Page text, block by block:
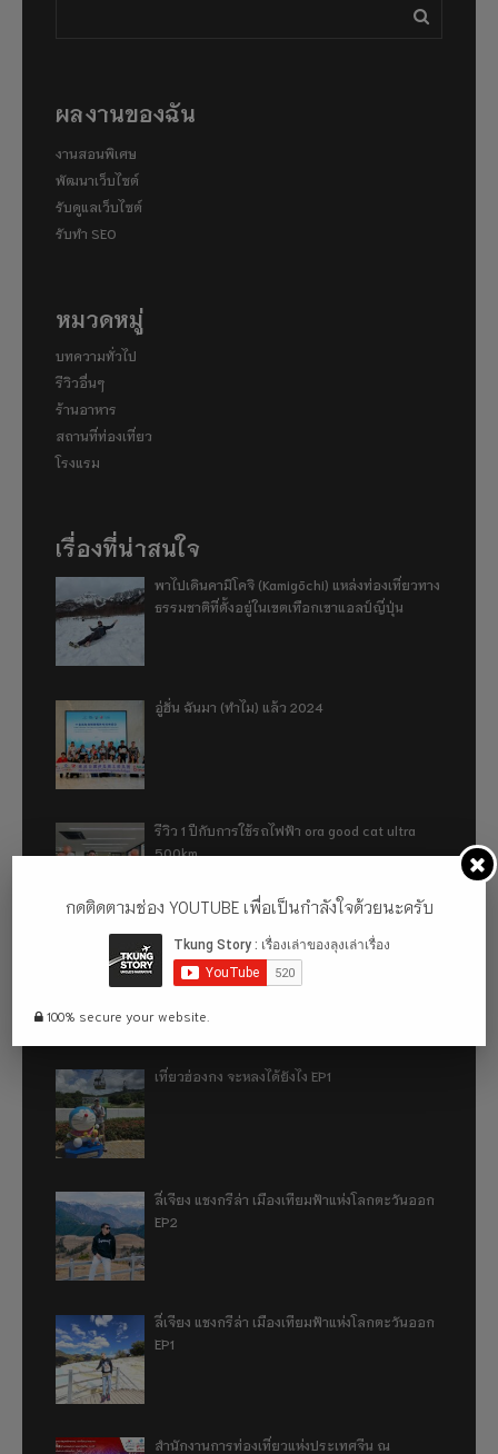
ผลงานของฉัน
งานสอนพิเศษ
พัฒนาเว็บไซต์
รับดูแลเว็บไซต์
รับทำ SEO
หมวดหมู่
บทความทั่วไป
รีวิวอื่นๆ
ร้านอาหาร
สถานที่ท่องเที่ยว
โรงแรม
เรื่องที่น่าสนใจ
พาไปเดินคามิโคจิ (Kamigōchi) แหล่งท่องเที่ยวทาง
ธรรมชาติที่ตั้งอยู่ในเขตเทือกเขาแอลป์ญี่ปุ่น
อู่ฮั่น ฉันมา (ทำไม) แล้ว 2024
รีวิว 1 ปีกับการใช้รถไฟฟ้า ora good cat ultra
500km
เที่ยวฮ่องกง จะหลงได้ยังไง EP2
เที่ยวฮ่องกง จะหลงได้ยังไง EP1
ลี่เจียง แชงกรีล่า เมืองเทียมฟ้าแห่งโลกตะวันออก
EP2
ลี่เจียง แชงกรีล่า เมืองเทียมฟ้าแห่งโลกตะวันออก
EP1
สำนักงานการท่องเที่ยวแห่งประเทศจีน ณ
กดติดตามช่อง YOUTUBE เพื่อเป็นกำลังใจด้วยนะครับ
100% secure your website.